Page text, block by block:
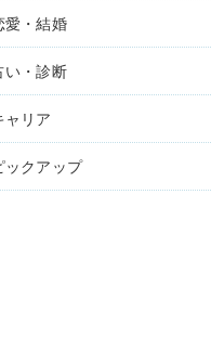
愛・結婚
い・診断
ャリア
ックアップ